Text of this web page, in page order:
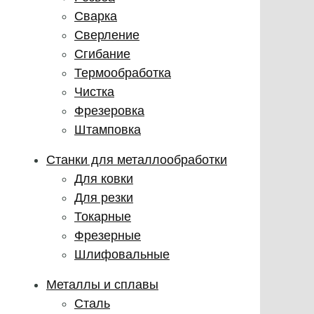
Сварка
Сверление
Сгибание
Термообработка
Чистка
Фрезеровка
Штамповка
Станки для металлообработки
Для ковки
Для резки
Токарные
Фрезерные
Шлифовальные
Металлы и сплавы
Сталь